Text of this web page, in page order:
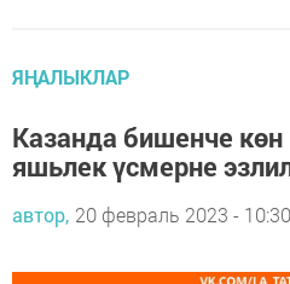
ЯҢАЛЫКЛАР
Казанда бишенче
яшьлек үсмерне
автор, 20 февраль 2023 - 10:30